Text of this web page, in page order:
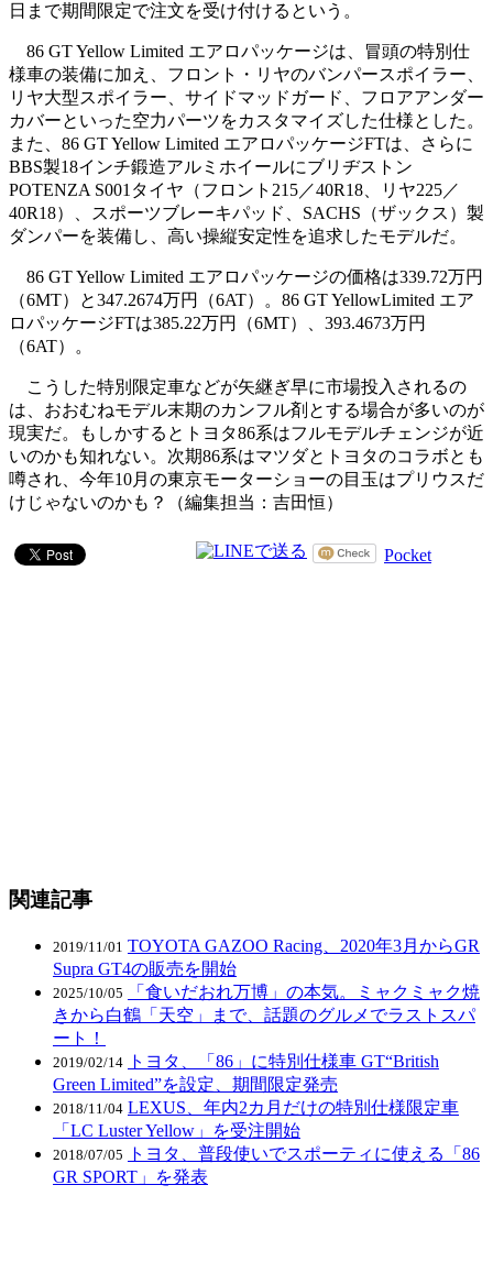
日まで期間限定で注文を受け付けるという。
86 GT Yellow Limited エアロパッケージは、冒頭の特別仕
様車の装備に加え、フロント・リヤのバンパースポイラー、
リヤ大型スポイラー、サイドマッドガード、フロアアンダー
カバーといった空力パーツをカスタマイズした仕様とした。
また、86 GT Yellow Limited エアロパッケージFTは、さらに
BBS製18インチ鍛造アルミホイールにブリヂストン
POTENZA S001タイヤ（フロント215／40R18、リヤ225／
40R18）、スポーツブレーキパッド、SACHS（ザックス）製
ダンパーを装備し、高い操縦安定性を追求したモデルだ。
86 GT Yellow Limited エアロパッケージの価格は339.72万円
（6MT）と347.2674万円（6AT）。86 GT YellowLimited エア
ロパッケージFTは385.22万円（6MT）、393.4673万円
（6AT）。
こうした特別限定車などが矢継ぎ早に市場投入されるの
は、おおむねモデル末期のカンフル剤とする場合が多いのが
現実だ。もしかするとトヨタ86系はフルモデルチェンジが近
いのかも知れない。次期86系はマツダとトヨタのコラボとも
噂され、今年10月の東京モーターショーの目玉はプリウスだ
けじゃないのかも？（編集担当：吉田恒）
Pocket
関連記事
2019/11/01 TOYOTA GAZOO Racing、2020年3月からGR
Supra GT4の販売を開始
2025/10/05
「食いだおれ万博」の本気。ミャクミャク焼
きから白鶴「天空」まで、話題のグルメでラストスパ
ート！
2019/02/14
トヨタ、「86」に特別仕様車 GT“British
Green Limited”を設定、期間限定発売
2018/11/04 LEXUS、年内2カ月だけの特別仕様限定車
「LC Luster Yellow」を受注開始
2018/07/05
トヨタ、普段使いでスポーティに使える「86
GR SPORT」を発表